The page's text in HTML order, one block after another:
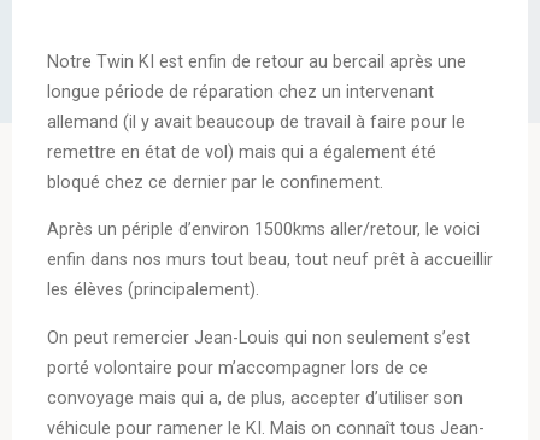
Notre Twin KI est enfin de retour au bercail après une
longue période de réparation chez un intervenant
allemand (il y avait beaucoup de travail à faire pour le
remettre en état de vol) mais qui a également été
bloqué chez ce dernier par le confinement.
Après un périple d’environ 1500kms aller/retour, le voici
enfin dans nos murs tout beau, tout neuf prêt à accueillir
les élèves (principalement).
On peut remercier Jean-Louis qui non seulement s’est
porté volontaire pour m’accompagner lors de ce
convoyage mais qui a, de plus, accepter d’utiliser son
véhicule pour ramener le KI. Mais on connaît tous Jean-